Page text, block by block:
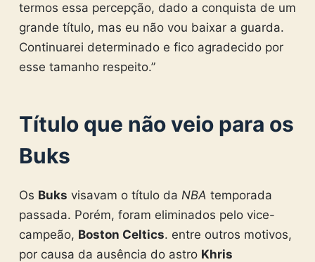
termos essa percepção, dado a conquista de um
grande título, mas eu não vou baixar a guarda.
Continuarei determinado e fico agradecido por
esse tamanho respeito.”
Título que não veio para os
Buks
Os Buks visavam o título da NBA temporada
passada. Porém, foram eliminados pelo vice-
campeão, Boston Celtics. entre outros motivos,
por causa da ausência do astro Khris